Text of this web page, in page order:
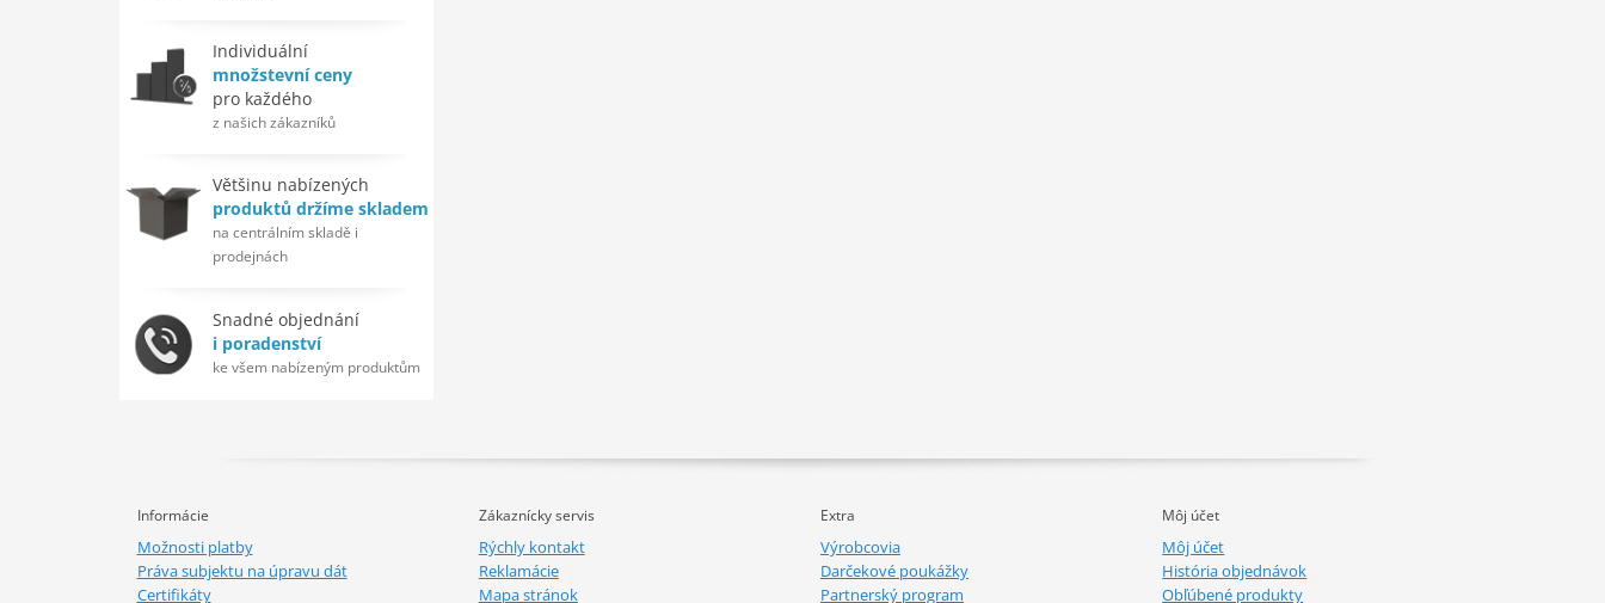
Individuální
množstevní ceny
pro každého
z našich zákazníků
Většinu nabízených
produktů držíme skladem
na centrálním skladě i
prodejnách
Snadné objednání
i poradenství
ke všem nabízeným produktům
Informácie
Možnosti platby
Práva subjektu na úpravu dát
Certifikáty
Zákaznícky servis
Rýchly kontakt
Reklamácie
Mapa stránok
Extra
Výrobcovia
Darčekové poukážky
Partnerský program
Môj účet
Môj účet
História objednávok
Obľúbené produkty